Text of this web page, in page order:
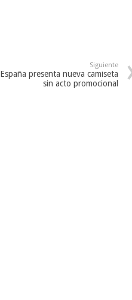
Siguiente
España presenta nueva camiseta
sin acto promocional